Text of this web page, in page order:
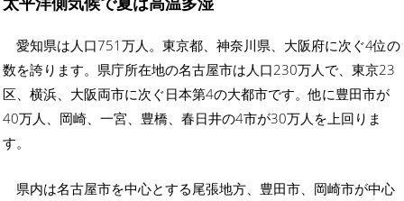
愛知県は人口751万人。東京都、神奈川県、大阪府に次ぐ4位の
数を誇ります。県庁所在地の名古屋市は人口230万人で、東京23
区、横浜、大阪両市に次ぐ日本第4の大都市です。他に豊田市が
40万人、岡崎、一宮、豊橋、春日井の4市が30万人を上回りま
す。
県内は名古屋市を中心とする尾張地方、豊田市、岡崎市が中心